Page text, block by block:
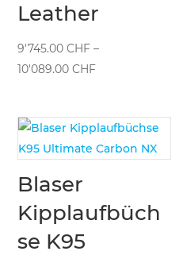
Leather
9'745.00CHF –
10'089.00CHFPreisspanne:
10'089.00 CHF
Blaser
Kipplaufbüch
se K95